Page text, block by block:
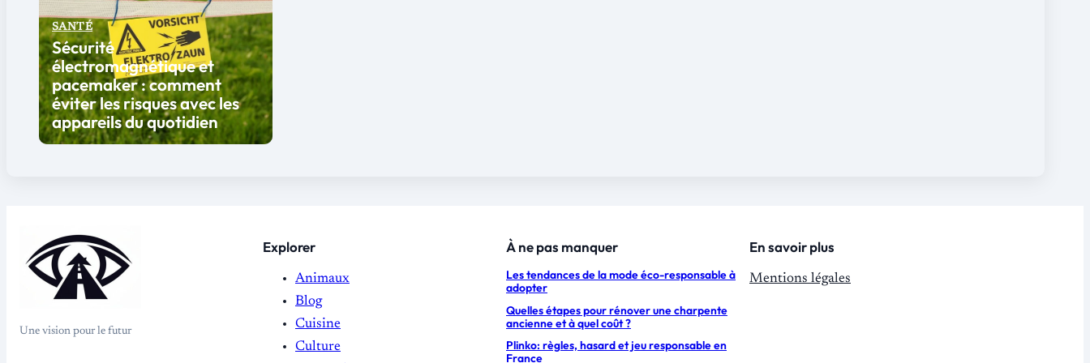
SANTÉ
Sécurité
électromagnétique et
pacemaker : comment
éviter les risques avec les
appareils du quotidien
Une vision pour le futur
Explorer
Animaux
Blog
Cuisine
Culture
À ne pas manquer
Les tendances de la mode éco-responsable à
adopter
Quelles étapes pour rénover une charpente
ancienne et à quel coût ?
Plinko: règles, hasard et jeu responsable en
France
En savoir plus
Mentions légales